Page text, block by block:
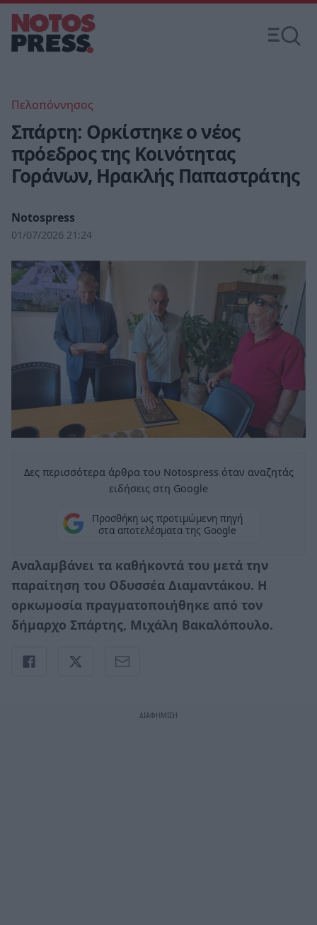
Πελοπόννησος
Σπάρτη: Ορκίστηκε ο νέος
πρόεδρος της Κοινότητας
Γοράνων, Ηρακλής Παπαστράτης
Notospress
01/07/2026 21:24
Δες περισσότερα άρθρα του Notospress όταν αναζητάς
ειδήσεις στη Google
Προσθήκη ως προτιμώμενη πηγή
στα αποτελέσματα της Google
Αναλαμβάνει τα καθήκοντά του μετά την
παραίτηση του Οδυσσέα Διαμαντάκου. Η
ορκωμοσία πραγματοποιήθηκε από τον
δήμαρχο Σπάρτης, Μιχάλη Βακαλόπουλο.